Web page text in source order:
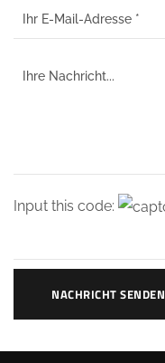
Input this code:
NACHRICHT SENDEN